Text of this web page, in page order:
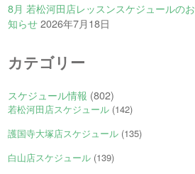
8月 若松河田店レッスンスケジュールのお
知らせ2026年7月18日
カテゴリー
スケジュール情報 (802)
若松河田店スケジュール (142)
護国寺大塚店スケジュール (135)
白山店スケジュール (139)